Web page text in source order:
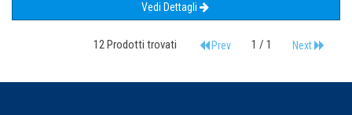
Vedi Dettagli
12 Prodotti trovati Prev 1 / 1 Next